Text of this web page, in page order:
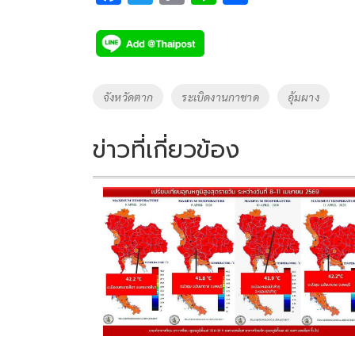
e
b
o
k
tt
er
p
y
Li
k
Tags
จังหวัดตาก ระเบิดงานกาชาด อุ้มผาง
ข่าวที่เกี่ยวข้อง